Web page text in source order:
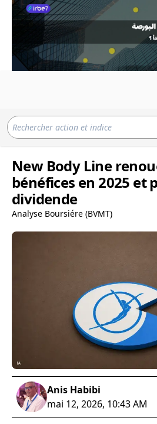
New Body Line
bénéfices en 2025 et
dividende
Analyse Boursiére (BVMT)
Anis Habibi
mai 12, 2026, 10:43 AM